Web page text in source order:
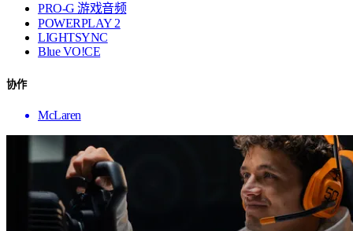
PRO-G 游戏音频
POWERPLAY 2
LIGHTSYNC
Blue VO!CE
协作
McLaren